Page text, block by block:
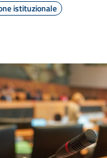
istituzionale